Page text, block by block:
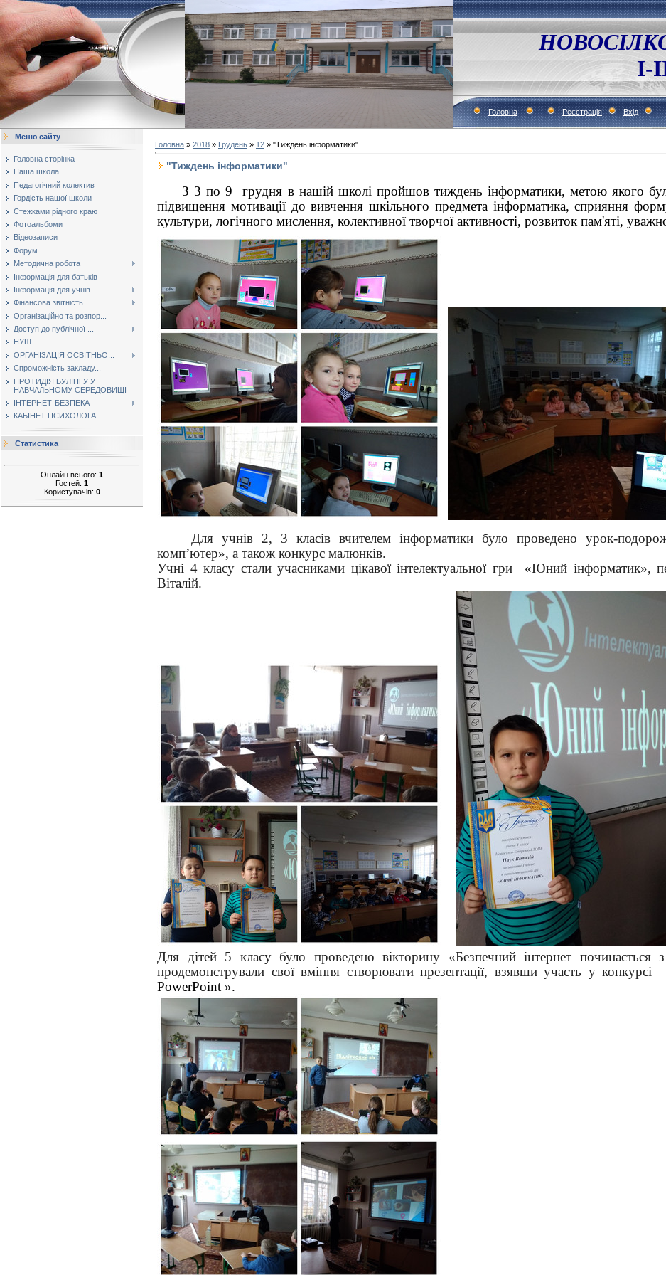
І-
Головна Реєстрація Вхід
Меню сайту
Головна сторінка
Наша школа
Педагогічний колектив
Гордість нашої школи
Стежками рідного краю
Фотоальбоми
Відеозаписи
Форум
Методична робота
Інформація для батьків
Інформація для учнів
Фінансова звітність
Організаційно та розпор...
Доступ до публічної ...
НУШ
ОРГАНІЗАЦІЯ ОСВІТНЬО...
Спроможність закладу...
ПРОТИДІЯ БУЛІНГУ У
НАВЧАЛЬНОМУ СЕРЕДОВИЩІ
ІНТЕРНЕТ-БЕЗПЕКА
КАБІНЕТ ПСИХОЛОГА
Статистика
Онлайн всього: 1
Гостей: 1
Користувачів: 0
Головна » 2018 » Грудень » 12 » "Тиждень інформатики"
"Тиждень інформатики"
З 3 по 9 грудня в нашій школі пройшов тиждень інформатики, метою якого
підвищення мотивації до вивчення шкільного предмета інформатика, сприяння
культури, логічного мислення, колективної творчої активності, розвиток пам'яті,
Для учнів 2, 3 класів вчителем інформатики було проведено урок-
комп’ютер», а також конкурс малюнків.
Учні 4 класу стали учасниками цікавої інтелектуальної гри
«Юний інформатик»,
Віталій.
Для дітей 5 класу було проведено вікторину «Безпечний інтернет
продемонстрували свої вміння створювати презентації, взявши участь у конкурсі
PowerPoint ».